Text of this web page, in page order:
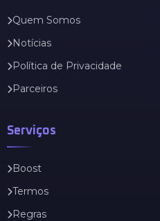
Quem Somos
Notícias
Política de Privacidade
Parceiros
Serviços
Boost
Termos
Regras